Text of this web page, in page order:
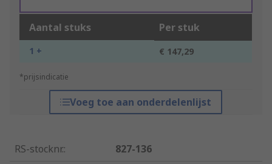
Aantal stuks Per stuk
1 + € 147,29
*prijsindicatie
Voeg toe aan onderdelenlijst
RS-stocknr.:
827-136